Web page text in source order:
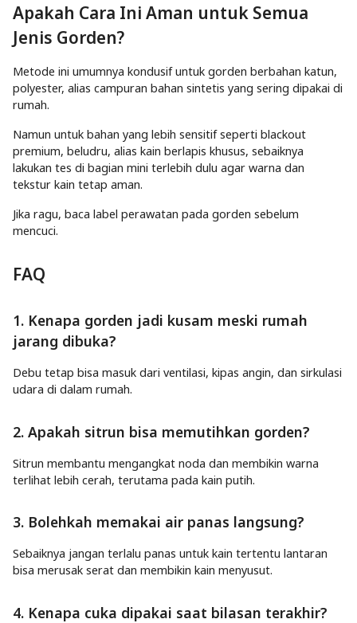
Apakah Cara Ini Aman untuk Semua
Jenis Gorden?
Metode ini umumnya kondusif untuk gorden berbahan katun,
polyester, alias campuran bahan sintetis yang sering dipakai di
rumah.
Namun untuk bahan yang lebih sensitif seperti blackout
premium, beludru, alias kain berlapis khusus, sebaiknya
lakukan tes di bagian mini terlebih dulu agar warna dan
tekstur kain tetap aman.
Jika ragu, baca label perawatan pada gorden sebelum
mencuci.
FAQ
1. Kenapa gorden jadi kusam meski rumah
jarang dibuka?
Debu tetap bisa masuk dari ventilasi, kipas angin, dan sirkulasi
udara di dalam rumah.
2. Apakah sitrun bisa memutihkan gorden?
Sitrun membantu mengangkat noda dan membikin warna
terlihat lebih cerah, terutama pada kain putih.
3. Bolehkah memakai air panas langsung?
Sebaiknya jangan terlalu panas untuk kain tertentu lantaran
bisa merusak serat dan membikin kain menyusut.
4. Kenapa cuka dipakai saat bilasan terakhir?